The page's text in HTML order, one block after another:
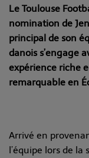
Le Toulouse
nomination de
principal de son
danois s’engage
expérience riche
remarquable en
Arrivé en
l’équipe lors de